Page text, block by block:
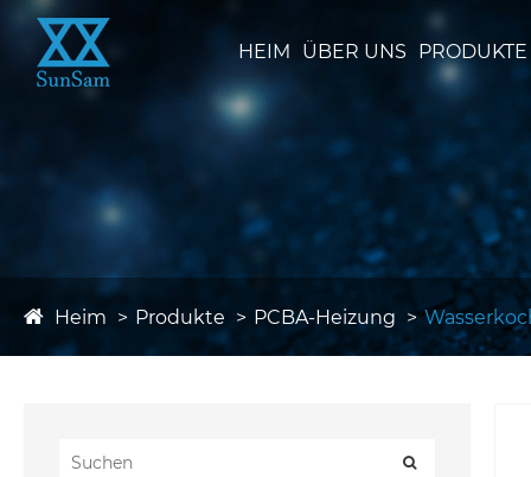
HEIM ÜBER UNS PRODUKTE
Heim Produkte PCBA-Heizung